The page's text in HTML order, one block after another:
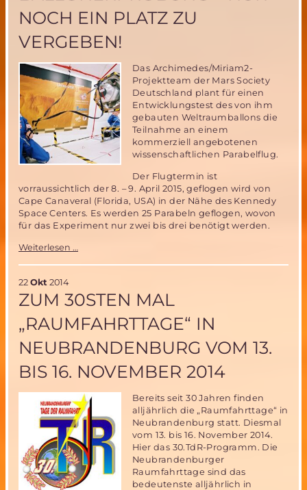
NOCH EIN PLATZ ZU
VERGEBEN!
Das Archimedes/Miriam2-
Projektteam der Mars Society
Deutschland plant für einen
Entwicklungstest des von ihm
gebauten Weltraumballons die
Teilnahme an einem
kommerziell angebotenen
wissenschaftlichen Parabelflug.
Der Flugtermin ist
vorraussichtlich der 8. – 9. April 2015, geflogen wird von
Cape Canaveral (Florida, USA) in der Nähe des Kennedy
Space Centers. Es werden 25 Parabeln geflogen, wovon
für das Experiment nur zwei bis drei benötigt werden.
Weiterlesen …
Miriam2-
Ballonerprobung
–
nur
noch
ein
zu
22 Okt 2014
ZUM 30STEN MAL
„RAUMFAHRTTAGE“ IN
NEUBRANDENBURG VOM 13.
BIS 16. NOVEMBER 2014
Bereits seit 30 Jahren finden
alljährlich die „Raumfahrttage“ in
Neubrandenburg statt. Diesmal
vom 13. bis 16. November 2014.
Hier das 30.TdR-Programm. Die
Neubrandenburger
Raumfahrttage sind das
bedeutenste alljährlich in